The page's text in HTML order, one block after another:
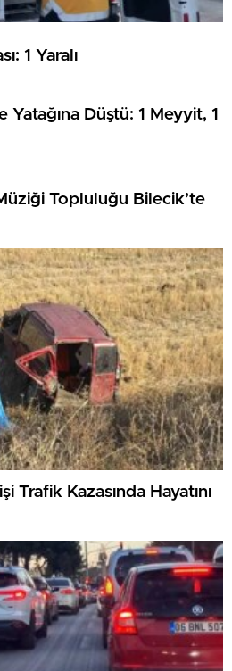
1 Yaralı
Yatağına Düştü: 1 Meyyit, 1
Topluluğu Bilecik’te
Trafik Kazasında Hayatını